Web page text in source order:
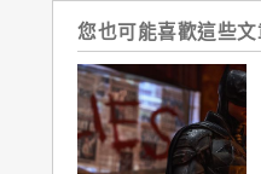
您也可能喜歡這些